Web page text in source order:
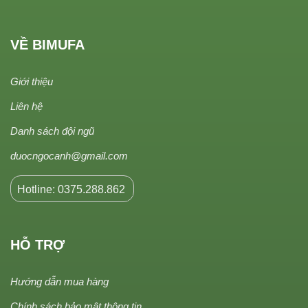
VỀ BIMUFA
Giới thiệu
Liên hệ
Danh sách đội ngũ
duocngocanh@gmail.com
Hotline: 0375.288.862
HỖ TRỢ
Hướng dẫn mua hàng